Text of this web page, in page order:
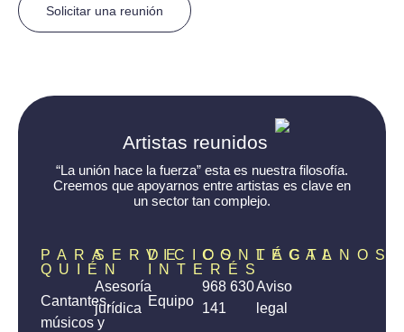
Solicitar una reunión
Artistas reunidos
“La unión hace la fuerza” esta es nuestra filosofía.
Creemos que apoyarnos entre artistas es clave en
un sector tan complejo.
PARA
QUIÉN
Cantantes,
músicos y
SERVICIOS
Asesoría
jurídica
DE
INTERÉS
Equipo
CONTÁCTANOS
968 630
141
LEGAL
Aviso
legal